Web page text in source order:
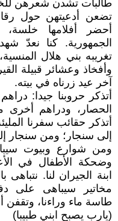
طالبات تشدن شعرهن
تضعن أدعيتهن حول
أحضر أفلامها
الجمهورية. كنا نعدّ
تغريبه بني هلال
وأفخاذ وعشائر قبيلة
آخر عيد زرناه في بيته.
أتذكر حروبنا جيدا:
الحصار، ودراهم
أتذكر حقائب سفرنا
إلى سنجار؛ ومن سنجار
ومن شوارع وبيوت
وضحكة الأطفال في
ابنة الجيران لنا.
مخاتير سيباهى على
طاسة ماء وراءنا، وتقفن
(يارب يصبح ابني طبيبا)